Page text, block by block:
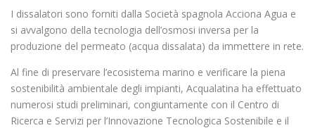
I dissalatori sono forniti dalla Società spagnola Acciona Agua e
si avvalgono della tecnologia dell’osmosi inversa per la
produzione del permeato (acqua dissalata) da immettere in rete.
Al fine di preservare l’ecosistema marino e verificare la piena
sostenibilità ambientale degli impianti, Acqualatina ha effettuato
numerosi studi preliminari, congiuntamente con il Centro di
Ricerca e Servizi per l’Innovazione Tecnologica Sostenibile e il